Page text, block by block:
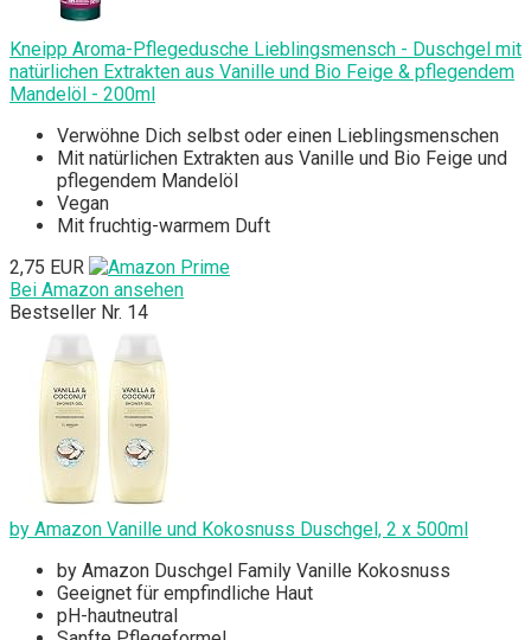
Kneipp Aroma-Pflegedusche Lieblingsmensch - Duschgel mit
natürlichen Extrakten aus Vanille und Bio Feige & pflegendem
Mandelöl - 200ml
Verwöhne Dich selbst oder einen Lieblingsmenschen
Mit natürlichen Extrakten aus Vanille und Bio Feige und
pflegendem Mandelöl
Vegan
Mit fruchtig-warmem Duft
2,75 EUR
Bei Amazon ansehen
Bestseller Nr. 14
by Amazon Vanille und Kokosnuss Duschgel, 2 x 500ml
by Amazon Duschgel Family Vanille Kokosnuss
Geeignet für empfindliche Haut
pH-hautneutral